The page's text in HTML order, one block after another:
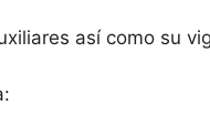
así como su